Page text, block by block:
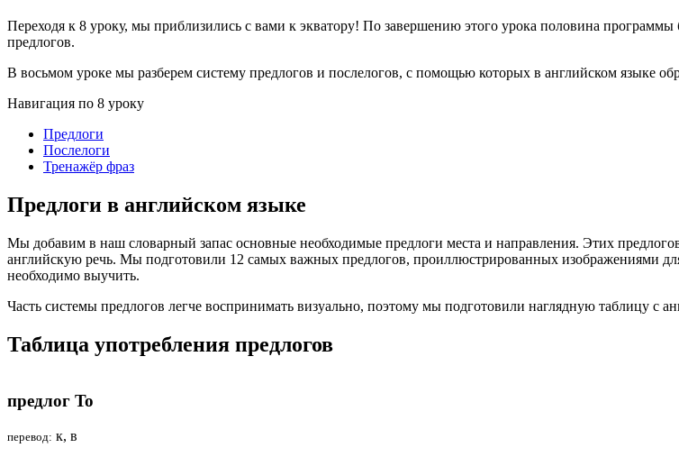
Переходя к 8 уроку, мы приблизились с вами к экватору! По завершению этого урока половина
предлогов.
В восьмом уроке мы разберем систему предлогов и послелогов, с помощью которых в английском языке
Навигация по 8 уроку
Предлоги
Послелоги
Тренажёр фраз
Предлоги в английском языке
Мы добавим в наш словарный запас основные необходимые предлоги места и направления. Этих
английскую речь. Мы подготовили 12 самых важных предлогов, проиллюстрированных изображениями
необходимо выучить.
Часть системы предлогов легче воспринимать визуально, поэтому мы подготовили наглядную таблицу с
Таблица употребления предлогов
предлог To
перевод: к, в